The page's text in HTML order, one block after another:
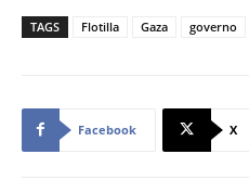
TAGS Flotilla Gaza governo
Facebook X